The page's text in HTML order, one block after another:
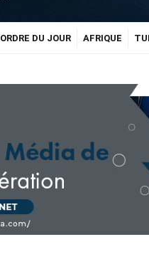
ORDRE DU JOUR AFRIQUE